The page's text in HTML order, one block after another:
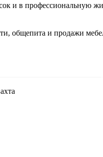
и в профессиональную
и продажи